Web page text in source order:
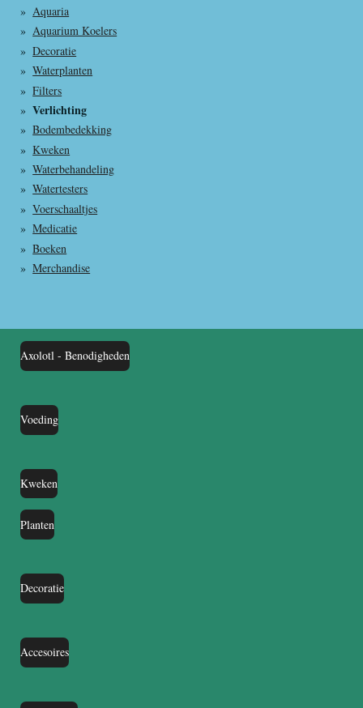
Aquaria
Aquarium Koelers
Decoratie
Waterplanten
Filters
Verlichting
Bodembedekking
Kweken
Waterbehandeling
Watertesters
Voerschaaltjes
Medicatie
Boeken
Merchandise
Axolotl - Benodigheden
Voeding
Kweken
Planten
Decoratie
Accesoires